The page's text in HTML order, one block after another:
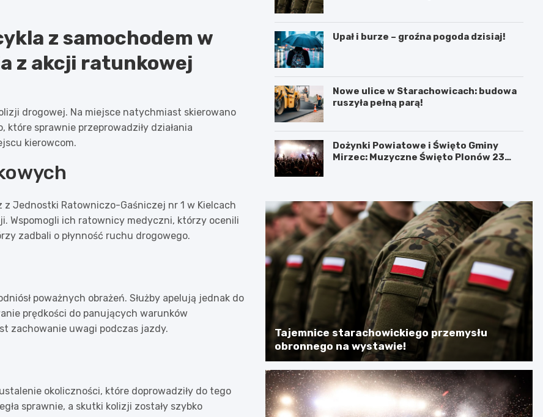
z samochodem w
z akcji ratunkowej
drogowej. Na miejsce natychmiast skierowano
sprawnie przeprowadziły działania
kierowcom.
Jednostki Ratowniczo-Gaśniczej nr 1 w Kielcach
Wspomogli ich ratownicy medyczni, którzy ocenili
zadbali o płynność ruchu drogowego.
poważnych obrażeń. Służby apelują jednak do
prędkości do panujących warunków
zachowanie uwagi podczas jazdy.
okoliczności, które doprowadziły do tego
sprawnie, a skutki kolizji zostały szybko
Upał i burze – groźna pogoda dzisiaj!
Nowe ulice w Starachowicach: budowa
ruszyła pełną parą!
Dożynki Powiatowe i Święto Gminy
Mirzec: Muzyczne Święto Plonów 23
Tajemnice starachowickiego przemysłu
obronnego na wystawie!